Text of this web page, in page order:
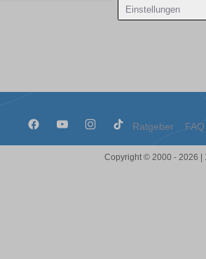
Einstellungen
Ratgeber FAQ
Copyright © 2000 - 2026 |